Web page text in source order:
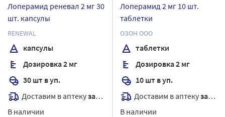
Лоперамид реневал 2 мг 30
шт. капсулы
RENEWAL
капсулы
Дозировка 2 мг
30 шт в уп.
Доставим в аптекузавтра
В наличии
Лоперамид 2 мг 10 шт.
таблетки
ОЗОН ООО
таблетки
Дозировка 2 мг
10 шт в уп.
Доставим в аптекузавтра
В наличии